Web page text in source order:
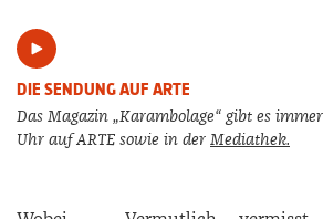
DIE SENDUNG AUF ARTE
Das Magazin „Karambolage“ gibt es
Uhr auf ARTE sowie in der Mediathek.